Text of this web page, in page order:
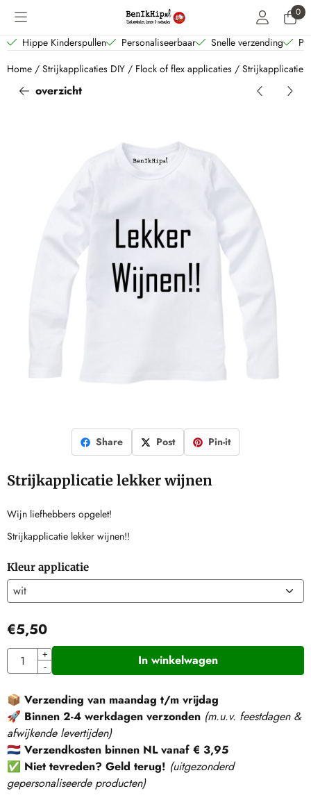
Cookievoorkeuren zijn beschikbaar. Kies instellingen of sta alle 0
Hippe Kinderspullen Personaliseerbaar Snelle verzending
Home / Strijkapplicaties DIY / Flock of flex applicaties / Strijkapplicatie
overzicht
Share Post Pin-it
Strijkapplicatie lekker wijnen
Wijn liefhebbers opgelet!
Strijkapplicatie lekker wijnen!!
Kleur applicatie
€5,50
Aantal
+
-
In winkelwagen
📦 Verzending van maandag t/m vrijdag
🚀 Binnen 2-4 werkdagen verzonden (m.u.v. feestdagen &
afwijkende levertijden)
🇳🇱 Verzendkosten binnen NL vanaf € 3,95
✅ Niet tevreden? Geld terug! (uitgezonderd
gepersonaliseerde producten)